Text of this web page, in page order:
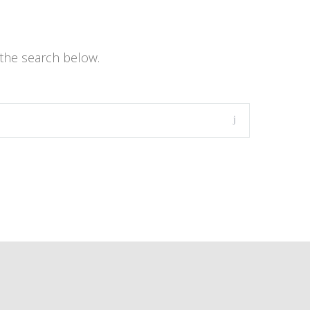
search below.